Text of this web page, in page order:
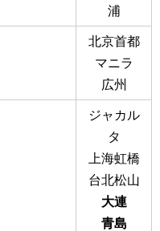
浦
北京首都
マニラ
広州
ジャカル
タ
上海虹橋
台北松山
大連
青島